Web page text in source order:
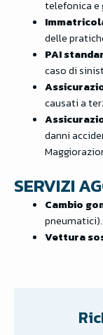
telefonica e
delle
PAI
caso di
causati a
danni
SERVIZI
Cambio
pneumatici).
Vettura